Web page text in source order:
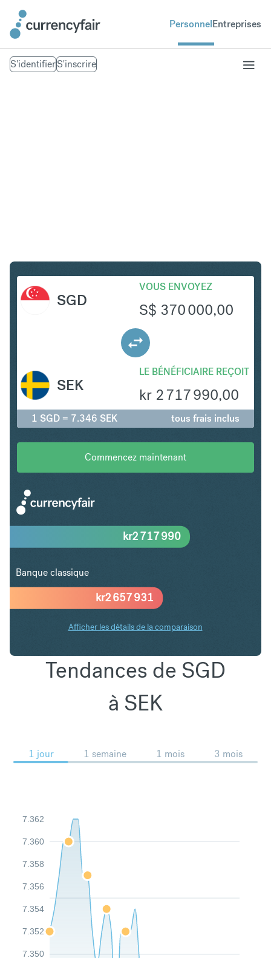
PersonnelEntreprises
S'identifierS'inscrire
SGD
VOUS ENVOYEZ
S$ 370 000,00
LE BÉNÉFICIAIRE REÇOIT
kr 2 717 990,00
SEK
1 SGD = 7.346 SEK tous frais inclus
Commencez maintenant
kr2 657 931
kr2 717 990
Banque classique
Afficher les détails de la comparaison
Tendances de SGD
à SEK
1 jour 1 semaine 1 mois 3 mois
7.350
7.352
7.354
7.356
7.358
7.360
7.362